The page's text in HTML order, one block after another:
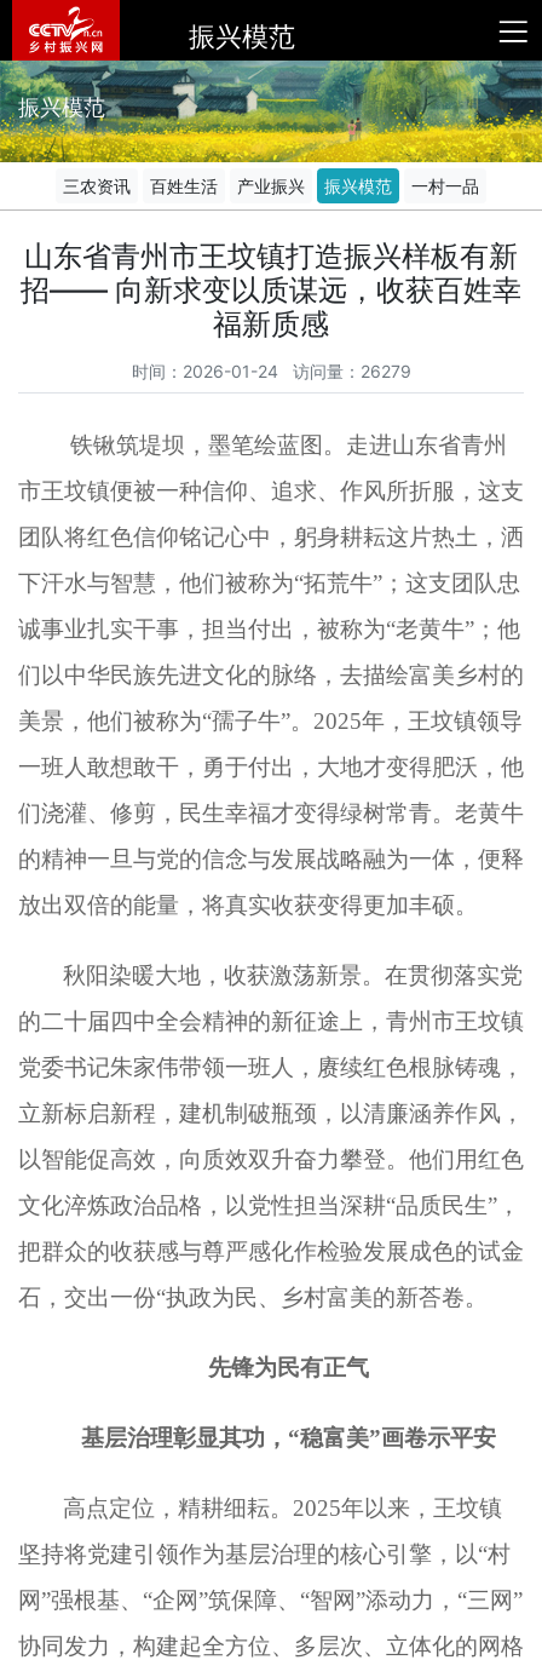
振兴模范
振兴模范
三农资讯 百姓生活 产业振兴 振兴模范 一村一品
山东省青州市王坟镇打造振兴样板有新
招—— 向新求变以质谋远，收获百姓幸
福新质感
时间：2026-01-24 访问量：26279
铁锹筑堤坝，墨笔绘蓝图。走进山东省青州
市王坟镇便被一种信仰、追求、作风所折服，这支
团队将红色信仰铭记心中，躬身耕耘这片热土，洒
下汗水与智慧，他们被称为“拓荒牛”；这支团队忠
诚事业扎实干事，担当付出，被称为“老黄牛”；他
们以中华民族先进文化的脉络，去描绘富美乡村的
美景，他们被称为“孺子牛”。 2025年， 王坟镇领导
一班人敢想敢干，勇于付出，大地才变得肥沃，他
们浇灌、修剪，民生幸福才变得绿树常青。老黄牛
的精神一旦与党的信念与发展战略融为一体，便释
放出双倍的能量，将真实收获变得更加丰硕。
秋阳染暖大地，收获激荡新景。在贯彻落实党
的二十届四中全会精神的新征途上，青州市王坟镇
党委书记朱家伟带领一班人，赓续红色根脉铸魂，
立新标启新程，建机制破瓶颈，以清廉涵养作风，
以智能促高效，向质效双升奋力攀登。他们用红色
文化淬炼政治品格，以党性担当深耕“品质民生”，
把群众的收获感与尊严感化作检验发展成色的试金
石 ， 交出一份“执政为民、乡村富美的新荅卷。
先锋为民有正气
基层治理彰显其功， “稳富美”画卷示平安
高点定位，精耕细耘。 2025年以来，王坟镇
坚持将党建引领作为基层治理的核心引擎，以“村
网”强根基、“企网”筑保障、“智网”添动力，“三网”
协同发力，构建起全方位、多层次、立体化的网格